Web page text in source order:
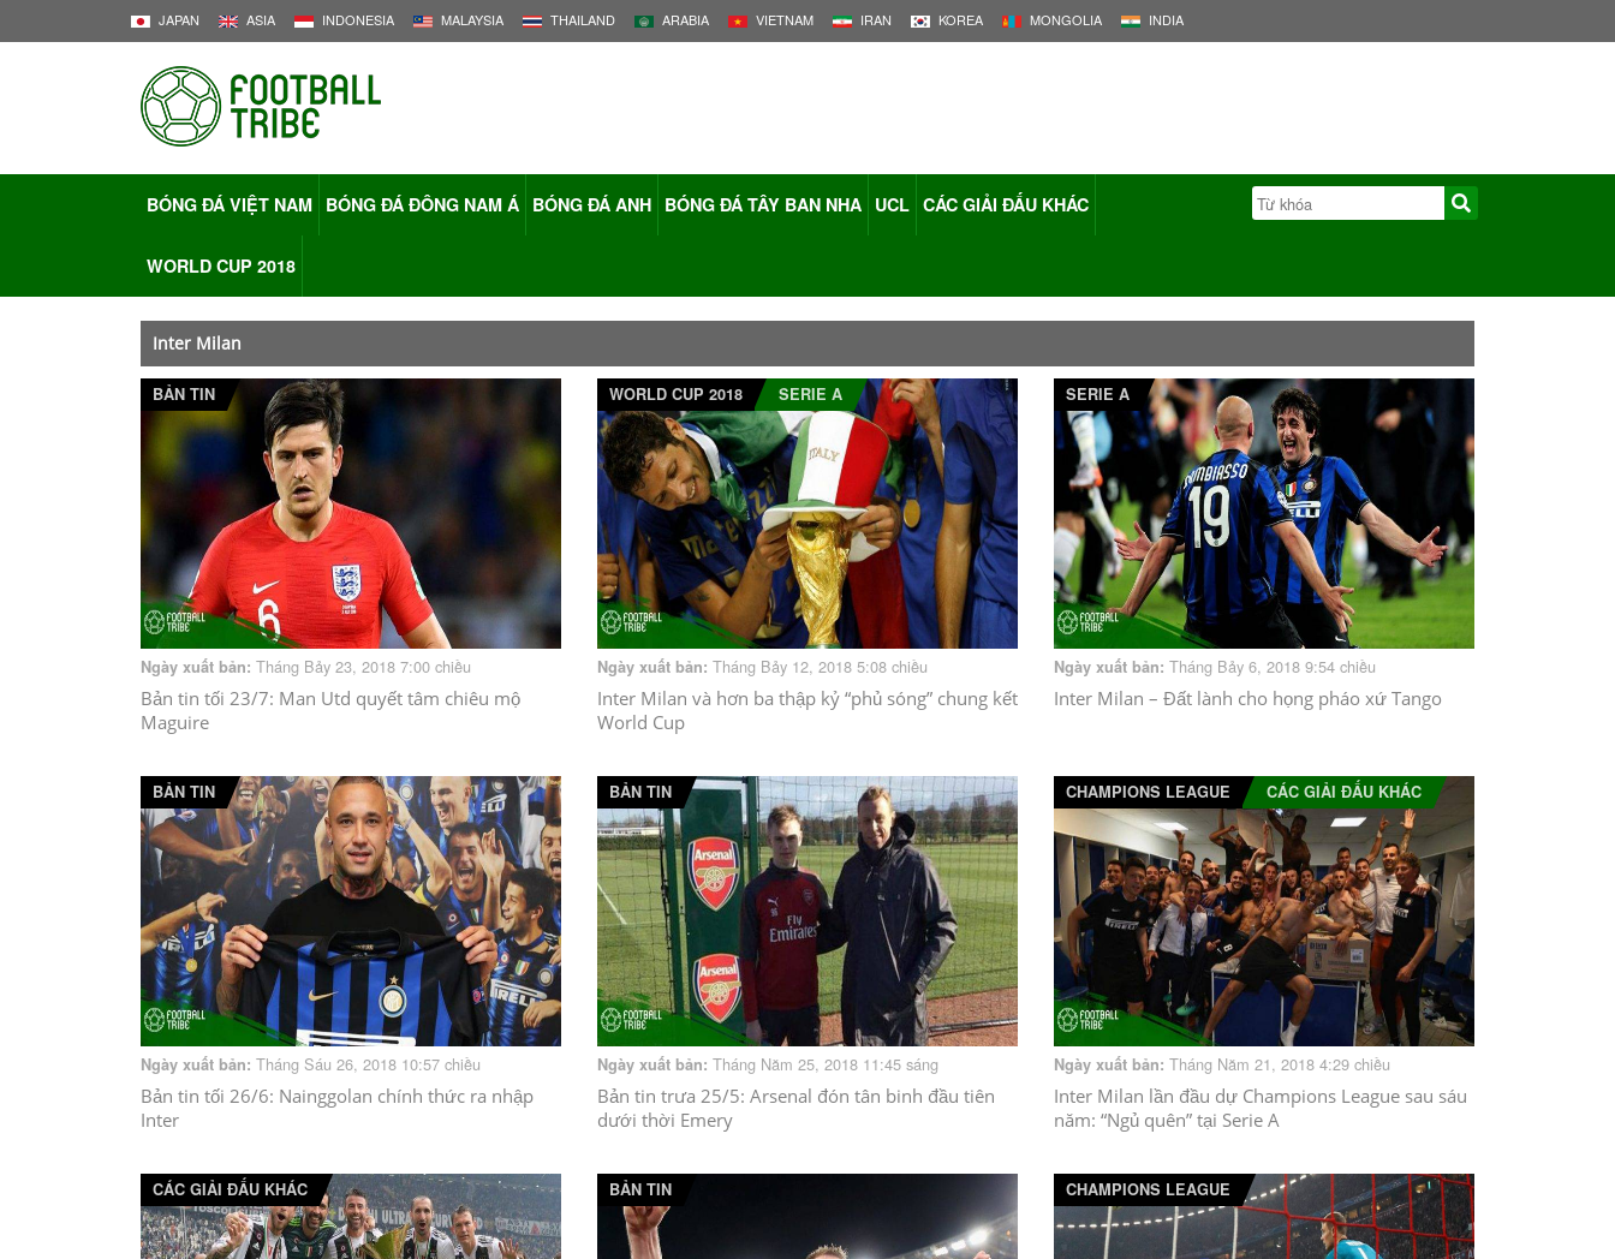
JAPAN ASIA INDONESIA MALAYSIA THAILAND ARABIA VIETNAM IRAN KOREA MONGOLIA INDIA
BÓNG ĐÁ VIỆT NAM BÓNG ĐÁ ĐÔNG NAM Á BÓNG ĐÁ ANH BÓNG ĐÁ TÂY BAN NHA UCL CÁC GIẢI ĐẤU KHÁC
WORLD CUP 2018
Inter Milan
BẢN TIN
Ngày xuất bản: Tháng Bảy 23, 2018 7:00 chiều
Bản tin tối 23/7: Man Utd quyết tâm chiêu mộ
Maguire
WORLD CUP 2018 SERIE A
Ngày xuất bản: Tháng Bảy 12, 2018 5:08 chiều
Inter Milan và hơn ba thập kỷ “phủ sóng” chung kết
World Cup
SERIE A
Ngày xuất bản: Tháng Bảy 6, 2018 9:54 chiều
Inter Milan – Đất lành cho họng pháo xứ Tango
BẢN TIN
Ngày xuất bản: Tháng Sáu 26, 2018 10:57 chiều
Bản tin tối 26/6: Nainggolan chính thức ra nhập
Inter
BẢN TIN
Ngày xuất bản: Tháng Năm 25, 2018 11:45 sáng
Bản tin trưa 25/5: Arsenal đón tân binh đầu tiên
dưới thời Emery
CHAMPIONS LEAGUE CÁC GIẢI ĐẤU KHÁC
Ngày xuất bản: Tháng Năm 21, 2018 4:29 chiều
Inter Milan lần đầu dự Champions League sau sáu
năm: “Ngủ quên” tại Serie A
CÁC GIẢI ĐẤU KHÁC BẢN TIN CHAMPIONS LEAGUE